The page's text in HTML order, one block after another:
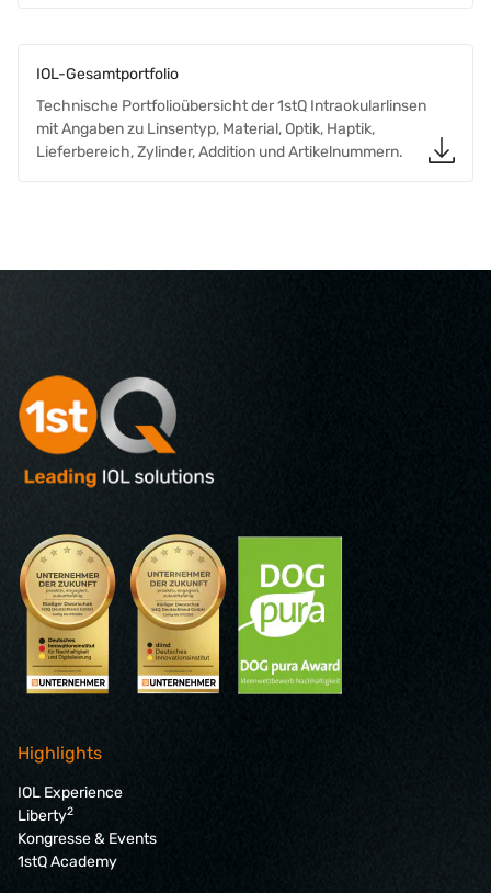
IOL-Gesamtportfolio
Technische Portfolioübersicht der 1stQ Intraokularlinsen
mit Angaben zu Linsentyp, Material, Optik, Haptik,
Lieferbereich, Zylinder, Addition und Artikelnummern.
Highlights
IOL Experience
Liberty2
Kongresse & Events
1stQ Academy